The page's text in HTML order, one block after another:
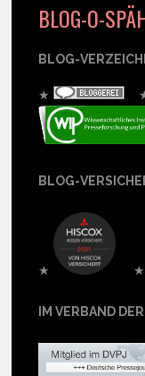
BLOG-O-
BLOG-
★
BLOG-
★ ★
IM VERBAND